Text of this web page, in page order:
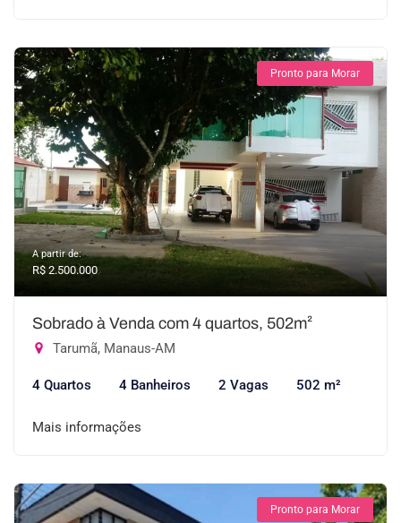
Pronto para Morar
A partir de:
R$ 2.500.000
Sobrado à Venda com 4 quartos, 502m²
Tarumã, Manaus-AM
4 Quartos 4 Banheiros 2 Vagas 502 m²
Mais informações
Pronto para Morar